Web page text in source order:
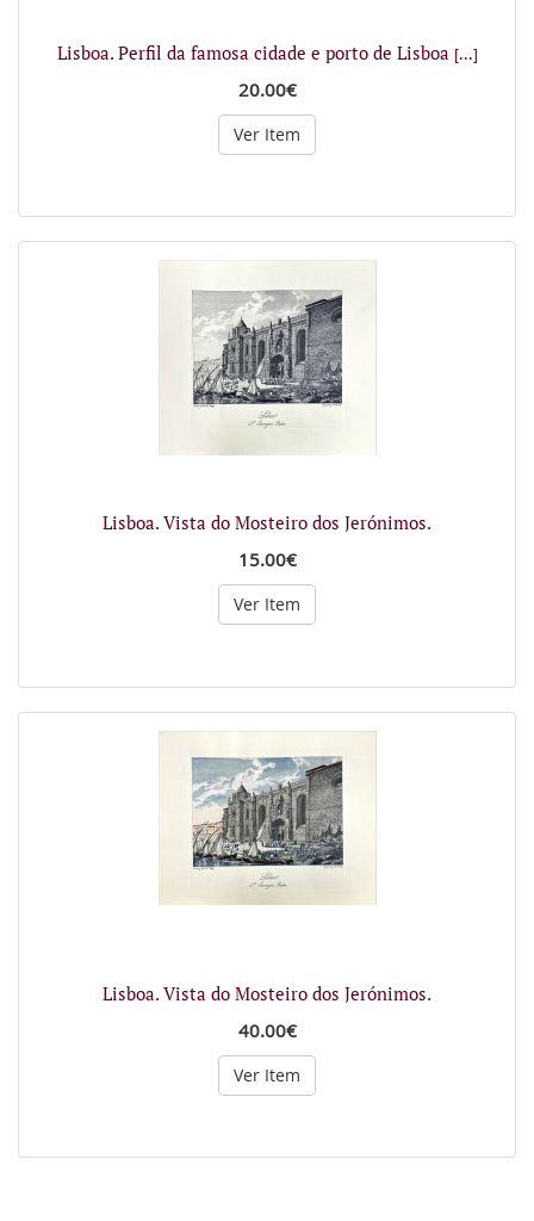
Lisboa. Perfil da famosa cidade e porto de Lisboa [...]
20.00€
Ver Item
Lisboa. Vista do Mosteiro dos Jerónimos.
15.00€
Ver Item
Lisboa. Vista do Mosteiro dos Jerónimos.
40.00€
Ver Item